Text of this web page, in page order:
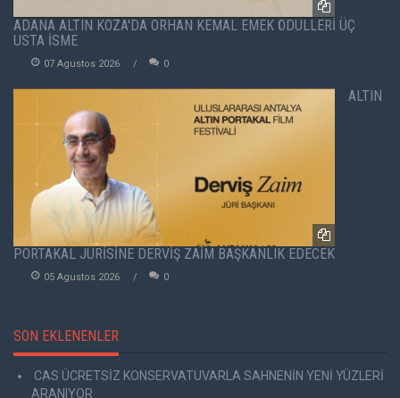
ADANA ALTIN KOZA'DA ORHAN KEMAL EMEK ÖDÜLLERİ ÜÇ
USTA İSME
07 Agustos 2026 0
ALTIN
PORTAKAL JÜRİSİNE DERVİŞ ZAİM BAŞKANLIK EDECEK
05 Agustos 2026 0
SON EKLENENLER
CAS ÜCRETSİZ KONSERVATUVARLA SAHNENİN YENİ YÜZLERİ
ARANIYOR